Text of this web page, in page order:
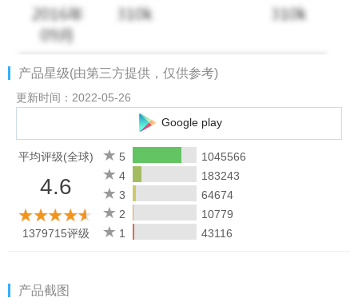
and take on the world’s best basketball legends!
Start out on the Underdog court arena and play your way up to
the top. Gain access to more exclusive courts and compete with
the best Basketball Stars players out there!
KEY FEATURES
True 1v1 online basketball gameplay
Realistic 3D graphics
🏀
2 different online multiplayer game modes
🏀 Easy to pick-up, challenging to master
🏀 Dribble, feint, shoot, steal, smash, block and get powerful
产品星级(由第三方提供，仅供参考)
更新时间：2022-05-26
Google play
平均评级(全球)
4.6
1379715评级
5
1045566
4
183243
3
64674
2
10779
1
43116
产品截图